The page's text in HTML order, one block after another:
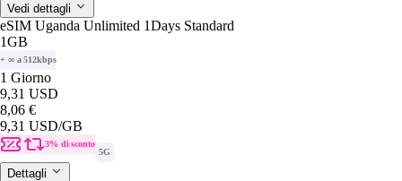
Vedi dettagli
eSIM Uganda Unlimited 1Days Standard
1GB
+ ∞ a 512kbps
1 Giorno
9,31 USD
8,06 €
9,31 USD/GB
3% di sconto
5G
Dettagli